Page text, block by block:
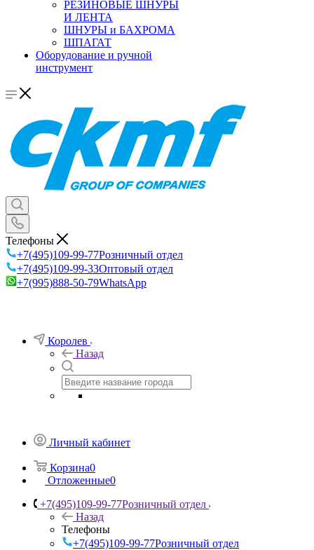
РЕЗИНОВЫЕ ШНУРЫ
И ЛЕНТА
ШНУРЫ и БАХРОМА
ШПАГАТ
Оборудование и ручной
инструмент
Телефоны
+7(495)109-99-77Розничный отдел
+7(495)109-99-33Оптовый отдел
+7(995)888-50-79WhatsApp
Королев
Назад
Личный кабинет
Корзина0
Отложенные0
+7(495)109-99-77Розничный отдел
Назад
Телефоны
+7(495)109-99-77Розничный отдел